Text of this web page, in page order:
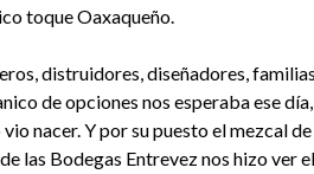
toque Oaxaqueño.
distruidores, diseñadores,
de opciones nos esperaba ese
nacer. Y por su puesto el mezcal
las Bodegas Entrevez nos hizo ver